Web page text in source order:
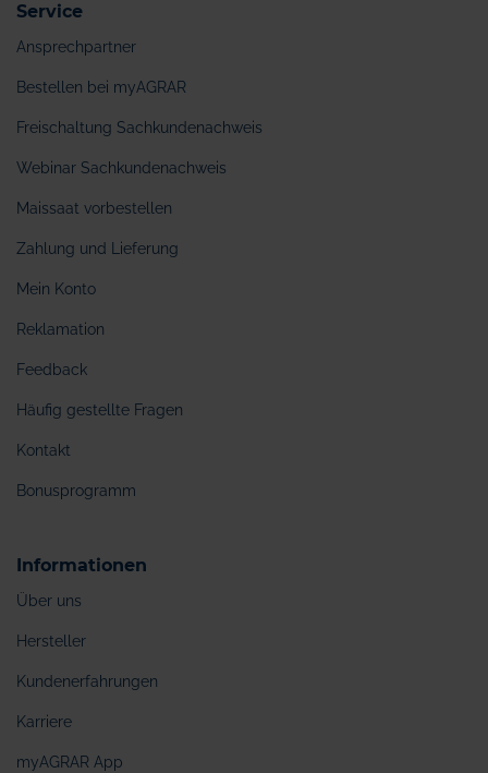
Service
Ansprechpartner
Bestellen bei myAGRAR
Freischaltung Sachkundenachweis
Webinar Sachkundenachweis
Maissaat vorbestellen
Zahlung und Lieferung
Mein Konto
Reklamation
Feedback
Häufig gestellte Fragen
Kontakt
Bonusprogramm
Informationen
Über uns
Hersteller
Kundenerfahrungen
Karriere
myAGRAR App